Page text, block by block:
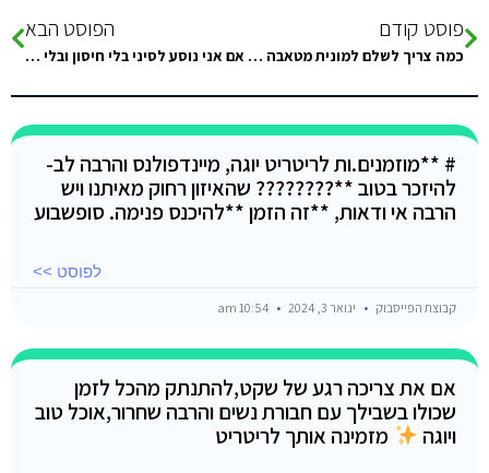
פוסט קודם
כמה צריך לשלם למונית מטאבה לשארם ברכב נורמלי לא איזה טרנטה 5 נפשות
הפוסט הבא
אם אני נוסע לסיני בלי חיסון ובלי בדיקה אני נכנס ל20 ימי בידוד בסיני?
# **מוזמנים.ות לריטריט יוגה, מיינדפולנס והרבה לב-
להיזכר בטוב **???????? שהאיזון רחוק מאיתנו ויש
הרבה אי ודאות, **זה הזמן **להיכנס פנימה. סופשבוע
לפוסט >>
קבוצת הפייסבוק ינואר 3, 2024
אם את צריכה רגע של שקט,להתנתק מהכל לזמן
שכולו בשבילך עם חבורת נשים והרבה שחרור,אוכל טוב
ויוגה
מזמינה אותך לריטריט